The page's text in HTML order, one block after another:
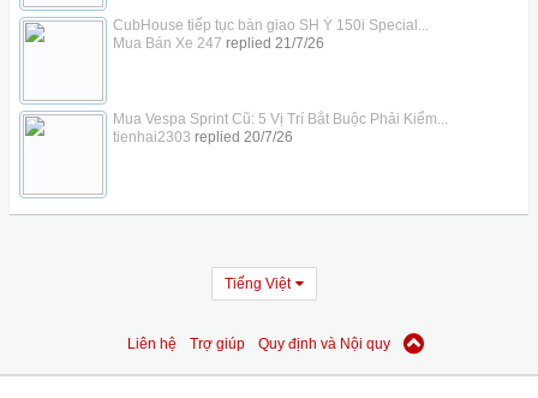
CubHouse tiếp tục bàn giao SH Ý 150i Special...
Mua Bán Xe 247 replied 21/7/26
Mua Vespa Sprint Cũ: 5 Vị Trí Bắt Buộc Phải Kiểm...
tienhai2303 replied 20/7/26
Tiếng Việt
Liên hệ Trợ giúp Quy định và Nội quy